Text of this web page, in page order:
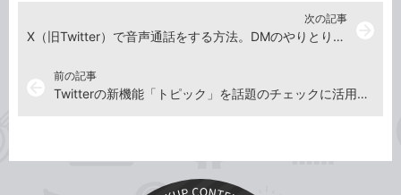
前の記事
Twitterの新機能「トピック」を話題のチェックに活用する（特徴とフォローの方法）
次の記事
X（旧Twitter）で音声通話をする方法。DMのやりとりをしたことがある人と気軽に通話できる